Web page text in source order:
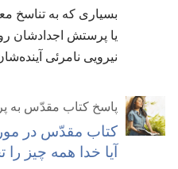
بسیاری که به تناسخ
یا پرستش اجدادشان
نیرویی نامرئی
پاسخ کتاب مقدّس به
کتاب مقدّس در
آیا خدا همه چیز